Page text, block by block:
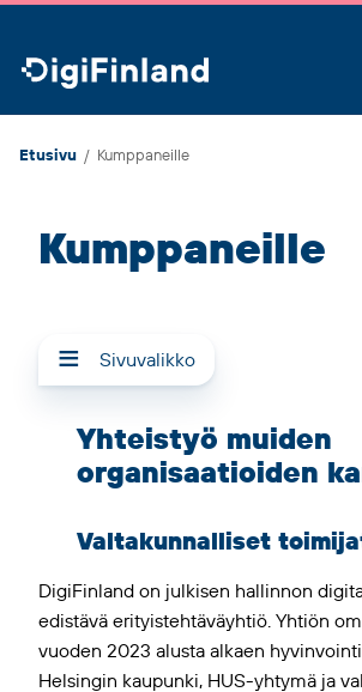
DigiFinland
Etusivu / Kumppaneille
Kumppaneille
Sivuvalikko
Yhteistyö muiden
organisaatioiden
Valtakunnalliset
DigiFinland on julkisen hallinnon
edistävä erityistehtäväyhtiö. Yhtiön
vuoden 2023 alusta alkaen
Helsingin kaupunki, HUS-yhtymä ja